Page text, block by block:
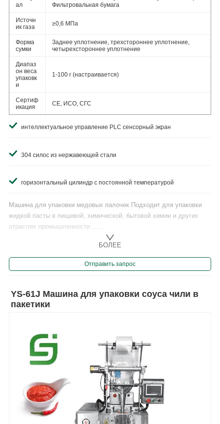
ал
Фильтровальная бумага
Источн
ик газа
≥0,6 МПа
Форма
сумки
Заднее уплотнение, трехстороннее уплотнение,
четырехстороннее уплотнение
Диапаз
он веса
упаковк
и
1-100 г (настраивается)
Сертиф
икация
CE, ИСО, СГС
интеллектуальное управление PLC сенсорный экран
304 силос из нержавеющей стали
горизонтальный цилиндр с постоянной температурой
Машина для упаковки медовых палочек Подходит для упаковки
жидкой пасты в пищевой, химической, бытовой химии и других
отраслях промышленности.......
БОЛЕЕ
Отправить запрос
YS-61J Машина для упаковки соуса чили в
пакетики